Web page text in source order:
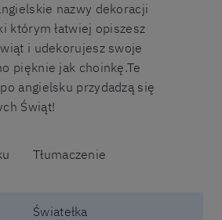
nazwy dekoracji
którym łatwiej opiszesz
i udekorujesz swoje
pięknie jak choinkę.Te
angielsku przydadzą się
Świąt!
Tłumaczenie
Światełka